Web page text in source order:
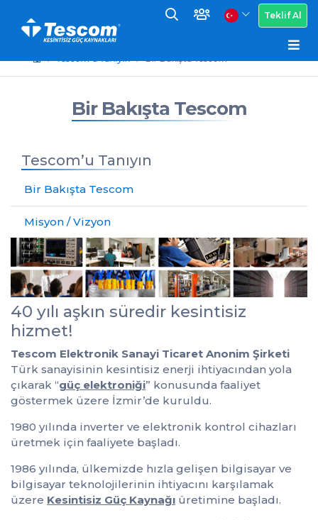
Teklif Al
Tescom’u Tanıyın Bir Bakışta Tescom
Bir Bakışta Tescom
Tescom’u Tanıyın
Bir Bakışta Tescom
Misyon / Vizyon
40 yılı aşkın süredir kesintisiz
hizmet!
Tescom Elektronik Sanayi Ticaret Anonim Şirketi
Türk sanayisinin kesintisiz enerji ihtiyacından yola
çıkarak “güç elektroniği” konusunda faaliyet
göstermek üzere İzmir’de kuruldu.
1980 yılında inverter ve elektronik kontrol cihazları
üretmek için faaliyete başladı.
1986 yılında, ülkemizde hızla gelişen bilgisayar ve
bilgisayar teknolojilerinin ihtiyacını karşılamak
üzere Kesintisiz Güç Kaynağı üretimine başladı.